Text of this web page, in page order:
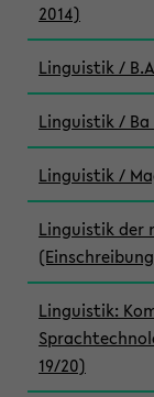
2014)
Linguistik /
Linguistik / Ba
Linguistik /
Linguistik der
Linguistik:
19/20)